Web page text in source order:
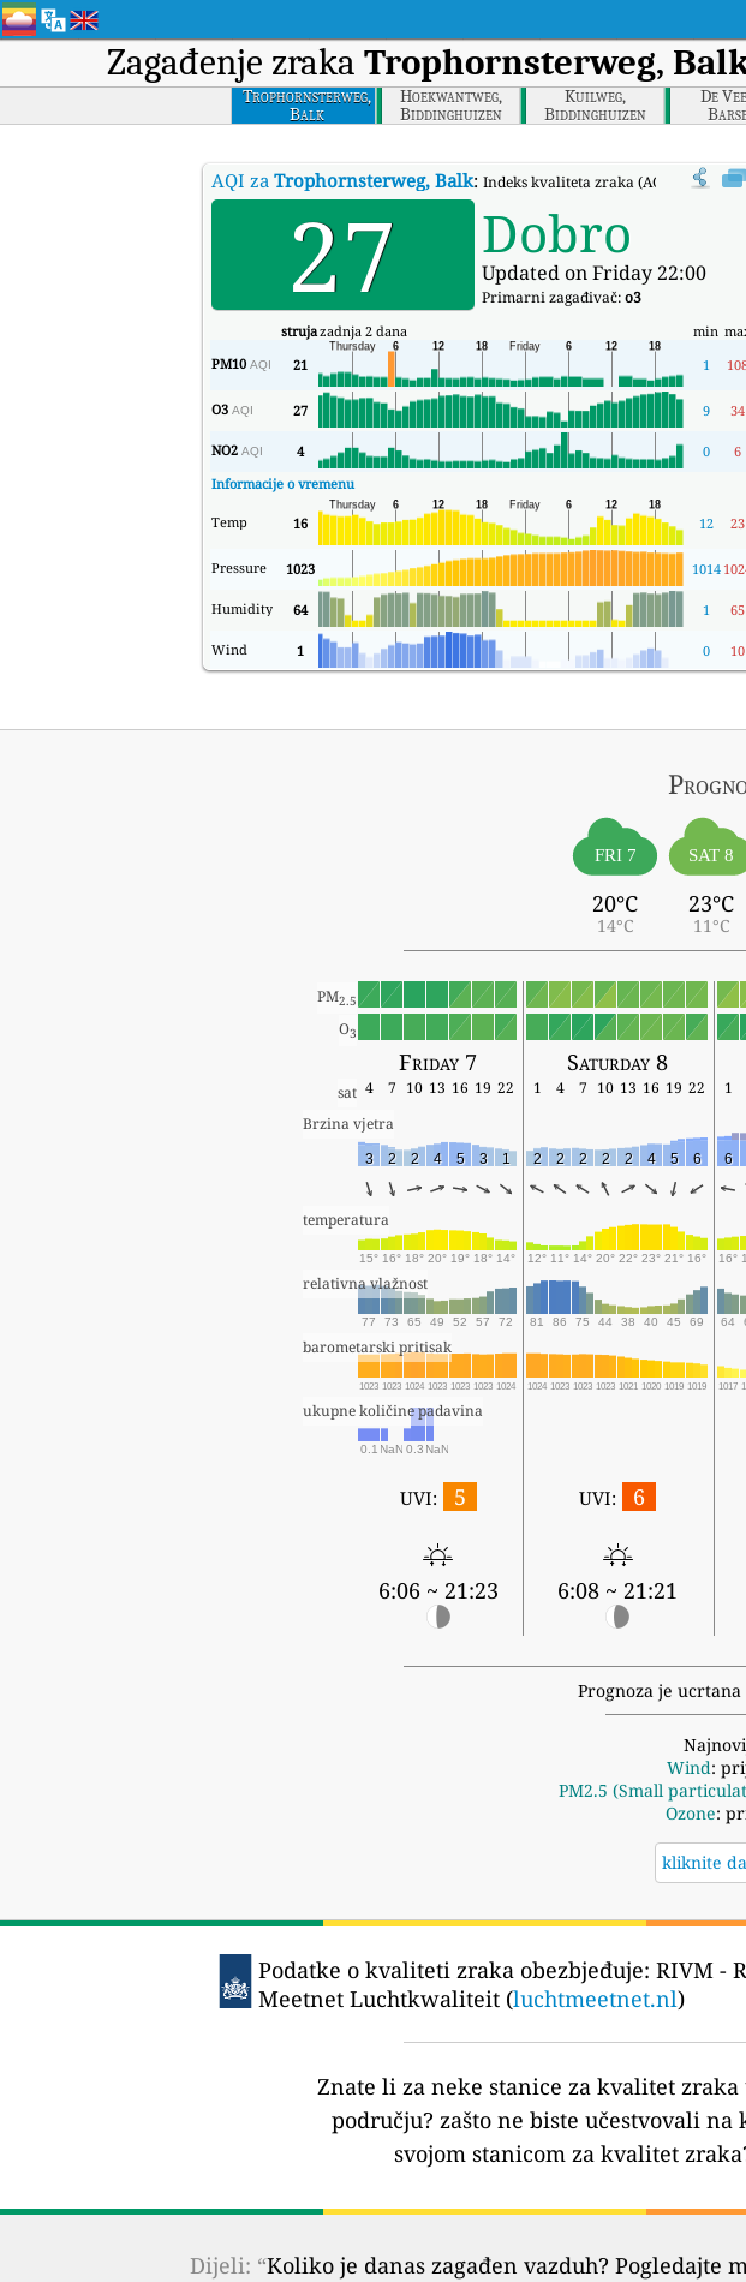
Zagađenje zraka Trophornsterweg,
Trophornsterweg,
Balk
Hoekwantweg,
Biddinghuizen
Kuilweg,
Biddinghuizen
De
AQI za Trophornsterweg, Balk: Indeks kvaliteta zraka (AQI)
27 Dobro
Updated on Friday 22:00
Primarni zagađivač:o3
strujazadnja 2 dana min
PM10 AQI 21 1
O3 AQI 27 9 34
NO2 AQI 4 0
6
Informacije o vremenu
Temp 16 12 23
Pressure 1023 1014
Humidity 64 1 65
Wind 1 0 10
FRI 7
20°C
14°C
SAT 8
23°C
11°C
PM2.5
O3
Friday 7 Saturday 8
sat 4 7 10 13 16 19 22 1 4 7 10 13 16 19 22 1
Brzina vjetra
3 2 2 4 5 3 1 2 2 2 2 2 4 5 6 6
temperatura
15° 16° 18° 20° 19° 18° 14° 12° 11° 14° 20° 22° 23° 21° 16° 16°
relativna vlažnost
77 73 65 49 52 57 72 81 86 75 44 38 40 45 69 64
barometarski pritisak
1023 1023 1024 1023 1023 1023 1024 1024 1023 1023 1023 1021 1020 1019 1019 1017
ukupne količine padavina
0.1 NaN 0.3 NaN
UVI: 5
6:06 ~ 21:23
UVI: 6
6:08 ~ 21:21
Prognoza je
Wind:
PM2.5 (Small
Ozone:
kliknite
Podatke o kvaliteti zraka obezbjeđuje: RIVM -
Meetnet Luchtkwaliteit (luchtmeetnet.nl)
Znate li za neke stanice za kvalitet zraka
području? zašto ne biste učestvovali na
svojom stanicom za kvalitet
Dijeli: “Koliko je danas zagađen vazduh? Pogledajte